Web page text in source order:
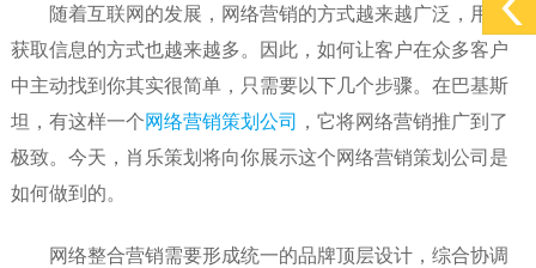
更多 >
随着互联网的发展，网络营销的方式越来越广泛，用户
获取信息的方式也越来越多。因此，如何让客户在众多客户
中主动找到你其实很简单，只需要以下几个步骤。在巴基斯
坦，有这样一个网络营销策划公司
，它将网络营销推广到了
极致。今天，肖乐策划将向你展示这个网络营销策划公司是
如何做到的。
网络整合营销需要形成统一的品牌顶层设计，综合协调